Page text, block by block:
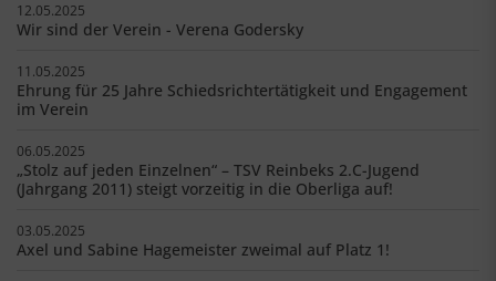
12.05.2025
Wir sind der Verein - Verena Godersky
11.05.2025
Ehrung für 25 Jahre Schiedsrichtertätigkeit und Engagement
im Verein
06.05.2025
„Stolz auf jeden Einzelnen“ – TSV Reinbeks 2.C-Jugend
(Jahrgang 2011) steigt vorzeitig in die Oberliga auf!
03.05.2025
Axel und Sabine Hagemeister zweimal auf Platz 1!